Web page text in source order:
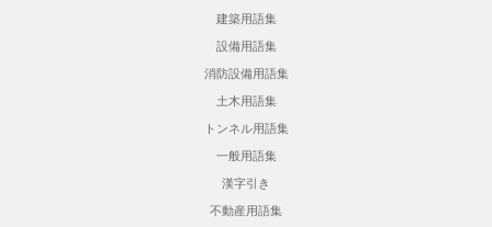
建築用語集
設備用語集
消防設備用語集
土木用語集
トンネル用語集
一般用語集
漢字引き
不動産用語集